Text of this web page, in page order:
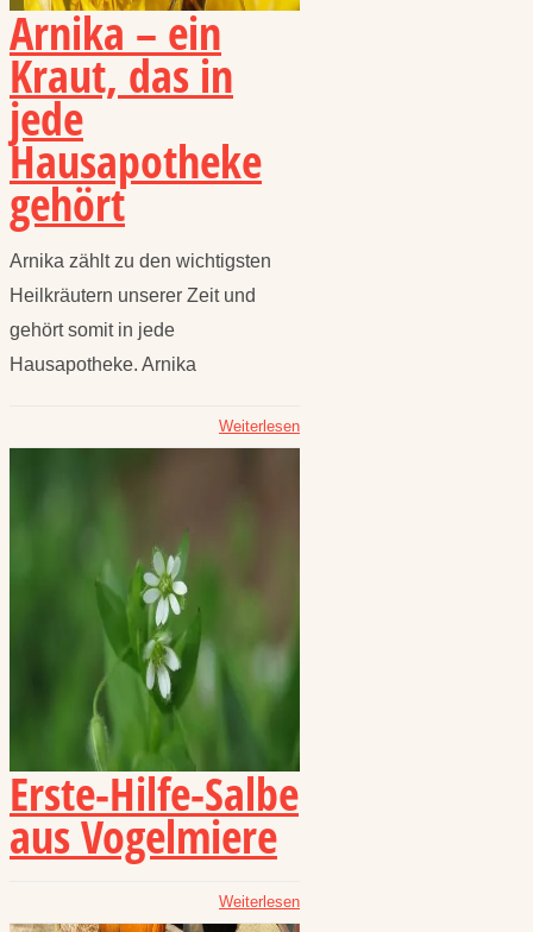
Arnika – ein
Kraut, das in
jede
Hausapotheke
gehört
Arnika zählt zu den wichtigsten
Heilkräutern unserer Zeit und
gehört somit in jede
Hausapotheke. Arnika
Weiterlesen
Erste-Hilfe-Salbe
aus Vogelmiere
Weiterlesen